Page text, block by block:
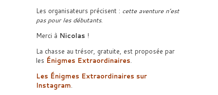
Les organisateurs précisent : cette aventure n’est
pas pour les débutants.
Merci à Nicolas !
La chasse au trésor, gratuite, est proposée par
les Énigmes Extraordinaires.
Les Énigmes Extraordinaires sur
Instagram.